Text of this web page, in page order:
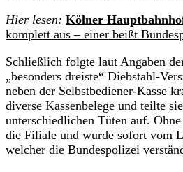
Hier lesen: Kölner
komplett aus – einer beißt
Schließlich folgte laut Angaben
„besonders dreiste“ Diebstahl-
neben der Selbstbediener-Kasse
diverse Kassenbelege und teilte
unterschiedlichen Tüten auf.
die Filiale und wurde sofort vom
welcher die Bundespolizei